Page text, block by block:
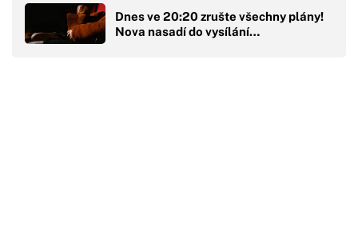
Dnes ve 20:20 zrušte všechny plány!
Nova nasadí do vysílání…